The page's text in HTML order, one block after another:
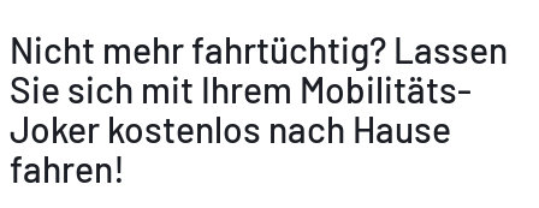
Nicht mehr fahrtüchtig? Lassen
Sie sich mit Ihrem Mobilitäts-
Joker kostenlos nach Hause
fahren!